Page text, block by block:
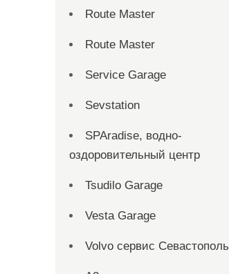
Route Master
Route Master
Service Garage
Sevstation
SPAradise, водно-
оздоровительный центр
Tsudilo Garage
Vesta Garage
Volvo сервис Севастополь